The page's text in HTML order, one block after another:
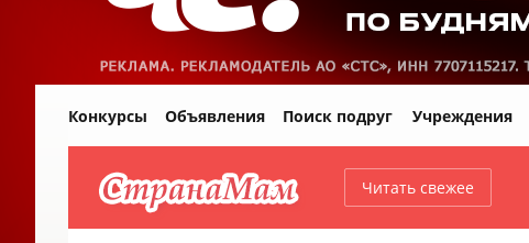
Читать свежее
Конкурсы Объявления Поиск подруг Учреждения